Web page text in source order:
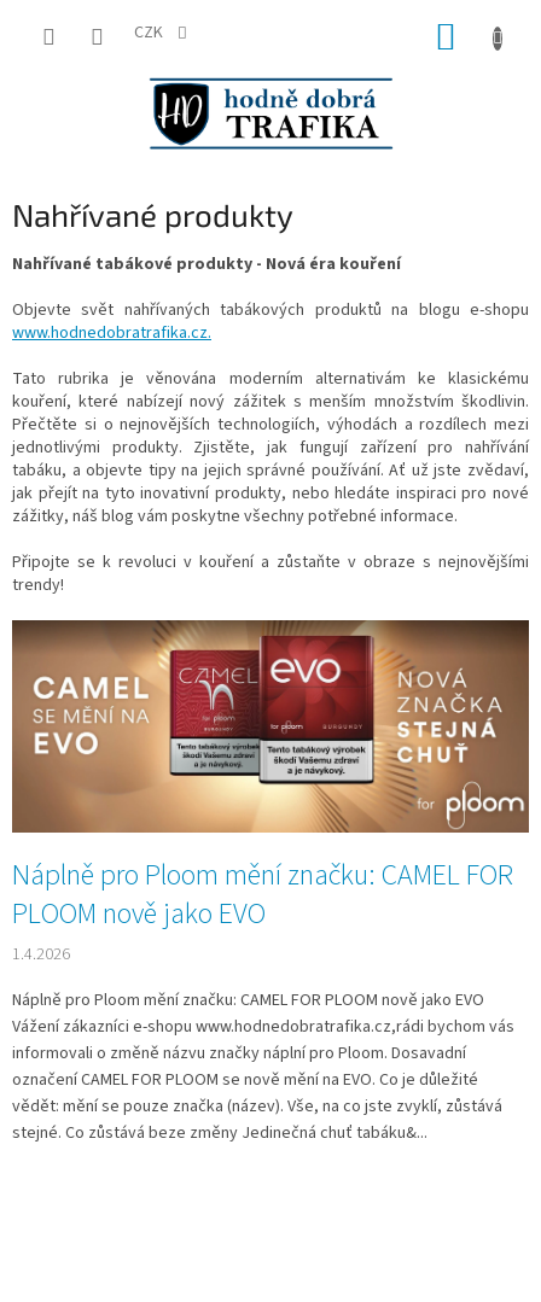
CZK
Nahřívané produkty
Nahřívané tabákové produkty - Nová éra kouření
Objevte svět nahřívaných tabákových produktů na blogu e-shopu
www.hodnedobratrafika.cz.
Tato rubrika je věnována moderním alternativám ke klasickému
kouření, které nabízejí nový zážitek s menším množstvím škodlivin.
Přečtěte si o nejnovějších technologiích, výhodách a rozdílech mezi
jednotlivými produkty. Zjistěte, jak fungují zařízení pro nahřívání
tabáku, a objevte tipy na jejich správné používání. Ať už jste zvědaví,
jak přejít na tyto inovativní produkty, nebo hledáte inspiraci pro nové
zážitky, náš blog vám poskytne všechny potřebné informace.
Připojte se k revoluci v kouření a zůstaňte v obraze s nejnovějšími
trendy!
V
k
ů
Náplně pro Ploom mění značku: CAMEL FOR
PLOOM nově jako EVO
1.4.2026
Náplně pro Ploom mění značku: CAMEL FOR PLOOM nově jako EVO
Vážení zákazníci e-shopu www.hodnedobratrafika.cz,rádi bychom vás
informovali o změně názvu značky náplní pro Ploom. Dosavadní
označení CAMEL FOR PLOOM se nově mění na EVO. Co je důležité
vědět: mění se pouze značka (název). Vše, na co jste zvyklí, zůstává
stejné. Co zůstává beze změny Jedinečná chuť tabáku&...